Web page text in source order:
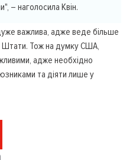
– наголосила Квін.
важлива, адже веде більше
Штати. Тож на думку США,
адже необхідно
та діяти лише у